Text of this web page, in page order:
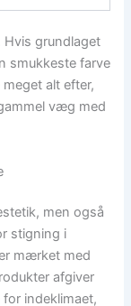
Hvis grundlaget
smukkeste farve
alt efter,
væg med
men også
stigning i
mærket med
afgiver
for indeklimaet,